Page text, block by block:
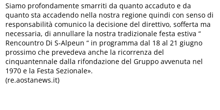
Siamo profondamente smarriti da quanto accaduto e da
quanto sta accadendo nella nostra regione quindi con senso di
responsabilità comunico la decisione del direttivo, sofferta ma
necessaria, di annullare la nostra tradizionale festa estiva “
Rencountro Di S-Alpeun “ in programma dal 18 al 21 giugno
prossimo che prevedeva anche la ricorrenza del
cinquantennale dalla rifondazione del Gruppo avvenuta nel
1970 e la Festa Sezionale».
(re.aostanews.it)